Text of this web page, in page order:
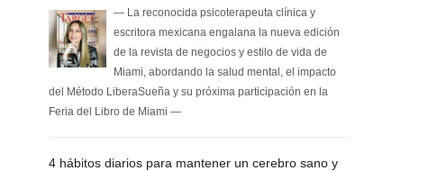
— La reconocida psicoterapeuta clínica y
escritora mexicana engalana la nueva edición
de la revista de negocios y estilo de vida de
Miami, abordando la salud mental, el impacto
del Método LiberaSueña y su próxima participación en la
Feria del Libro de Miami —
4 hábitos diarios para mantener un cerebro sano y